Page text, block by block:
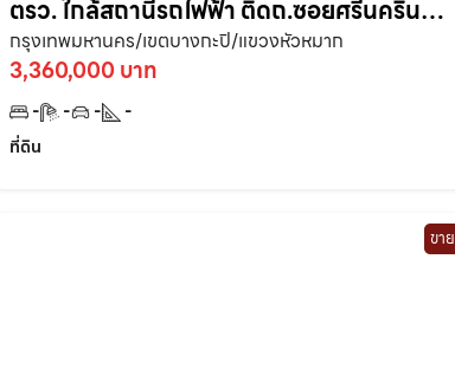
ตรว. ใกล้สถานีรถไฟฟ้า ติดถ.ซอยศรีนครินทร์
7 ใกล้ถ.กรุงเทพ-ชลบุรีมอเตอร์เวย์ 7 – 1 กม.
กรุงเทพกรีฑา
กรุงเทพมหานคร/เขตบางกะปิ/แขวงหัวหมาก
3,360,000 บาท
- - -
-
ที่ดิน
ขาย